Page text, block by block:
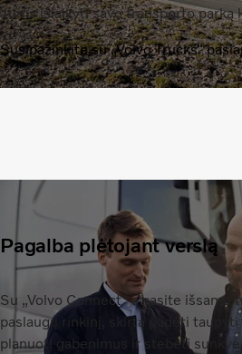
Jums išlaikyti savo transporto parką
Susipažinkite su „Volvo Trucks“
Pagalba plėtojant verslą
Su „Volvo Connect“ atrasite išsamų
paslaugų rinkinį, skirtą padėti taupyti
planuoti gabenimus ir stebėti